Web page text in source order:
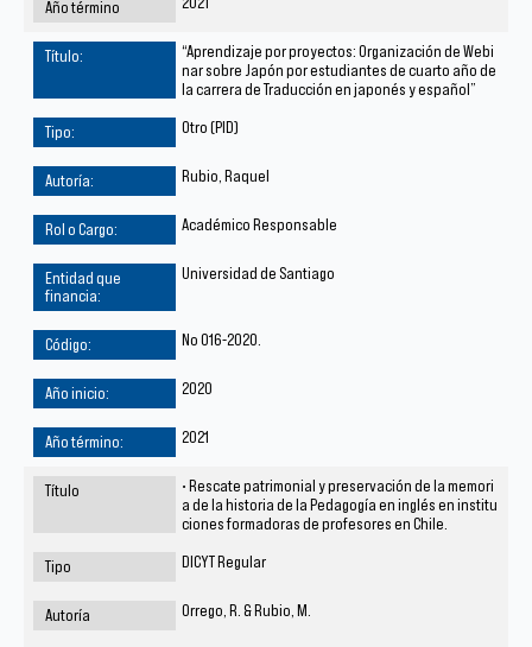
“Aprendizaje por proyectos: Organización de Webi
nar sobre Japón por estudiantes de cuarto año de
la carrera de Traducción en japonés y español”
Otro (PID)
Rubio, Raquel
Académico Responsable
Universidad de Santiago
No 016-2020.
2020
2021
• Rescate patrimonial y preservación de la memori
a de la historia de la Pedagogía en inglés en institu
ciones formadoras de profesores en Chile.
DICYT Regular
Orrego, R. & Rubio, M.